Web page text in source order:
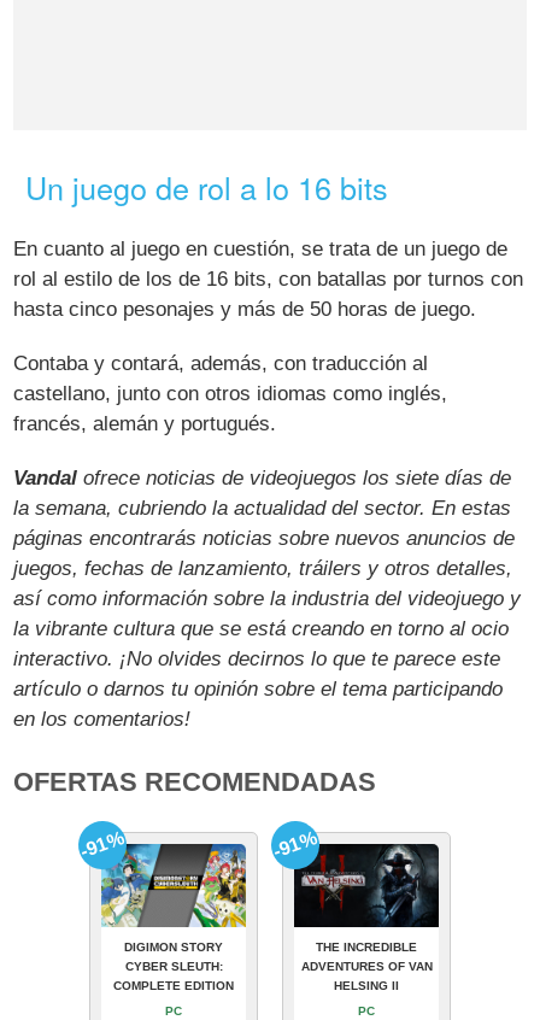
Un juego de rol a lo 16 bits
En cuanto al juego en cuestión, se trata de un juego de
rol al estilo de los de 16 bits, con batallas por turnos con
hasta cinco pesonajes y más de 50 horas de juego.
Contaba y contará, además, con traducción al
castellano, junto con otros idiomas como inglés,
francés, alemán y portugués.
Vandal ofrece noticias de videojuegos los siete días de
la semana, cubriendo la actualidad del sector. En estas
páginas encontrarás noticias sobre nuevos anuncios de
juegos, fechas de lanzamiento, tráilers y otros detalles,
así como información sobre la industria del videojuego y
la vibrante cultura que se está creando en torno al ocio
interactivo. ¡No olvides decirnos lo que te parece este
artículo o darnos tu opinión sobre el tema participando
en los comentarios!
OFERTAS RECOMENDADAS
DIGIMON STORY
CYBER SLEUTH:
COMPLETE EDITION
PC
-91%
THE INCREDIBLE
ADVENTURES OF VAN
HELSING II
PC
-91%